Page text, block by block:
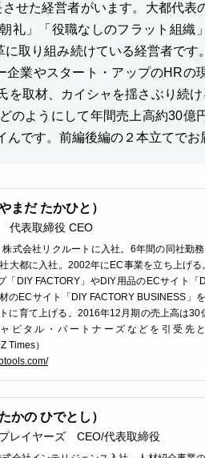
せた経営者がいます。大都代表
礼」「役職なしのフラット組織
に取り組み続けている経営者です
企業やスタート・アップのHRの
取材、カイシャを揺さぶり続け
のようにして年間売上高約30億
です。前編後編の２本立てでお
まだ たかひと）
代表取締役 CEO
式会社リクルートに入社。6年間の同社勤
大都に入社。2002年にEC事業を立ち上げ
「DIY FACTORY」やDIY用品のECサイト「
のECサイト「DIY FACTORY BUSINESS」
に育て上げる。2016年12月期の売上高は
ピタル・パートナーズなどを引受先
Times）
かの ひでとし）
レイヤーズ CEO/代表取締役